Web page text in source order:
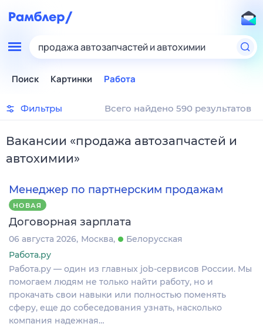
продажа автозапчастей и автохимии
Поиск Картинки Работа
Фильтры Всего найдено 590 результатов
Вакансии «продажа автозапчастей и
автохимии»
Менеджер по партнерским продажам
НОВАЯ
Договорная зарплата
06 августа 2026 Москва
Белорусская
Работа.ру
Работа.ру — один из главных job-сервисов России. Мы
помогаем людям не только найти работу, но и
прокачать свои навыки или полностью поменять
сферу, еще до собеседования узнать, насколько
компания надежная…